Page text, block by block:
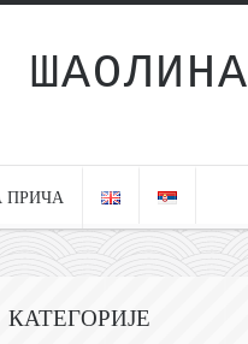
ПРИЧА
КАТЕГОРИЈЕ